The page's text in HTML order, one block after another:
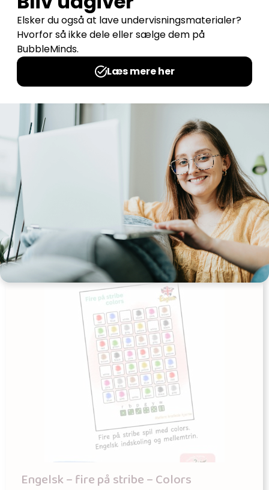
Engelsk – fire på stribe – Clothes
Udgives af: Møllers krøllede hjerne
Engelsk – fire på stribe – Colors